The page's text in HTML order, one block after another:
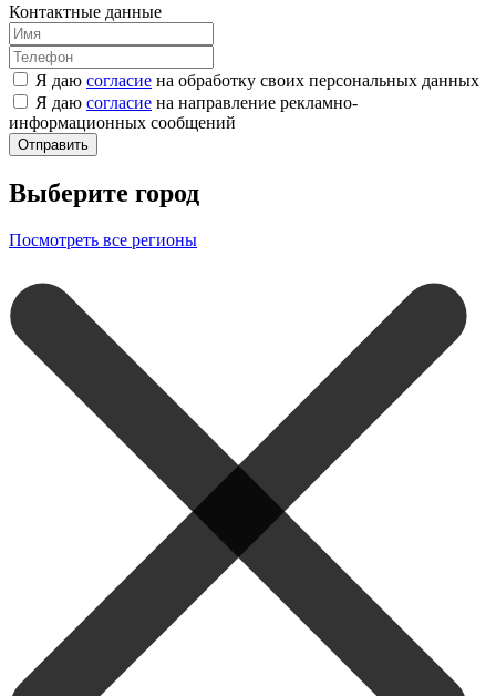
Контактные данные
Я даю согласие на обработку своих персональных данных
Я даю согласие на направление рекламно-
информационных сообщений
Отправить
Выберите город
Посмотреть все регионы